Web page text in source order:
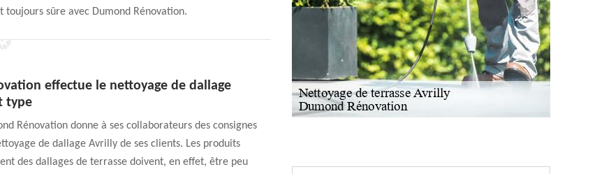
sûre avec Dumond Rénovation.
effectue le nettoyage de dallage
type
Rénovation donne à ses collaborateurs des consignes
de dallage Avrilly de ses clients. Les produits
des dallages de terrasse doivent, en effet, être peu